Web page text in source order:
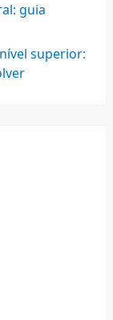
guia
superior: